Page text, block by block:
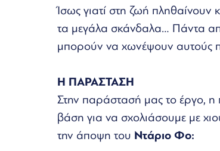
Ίσως γιατί στη ζωή πληθαίνουν
τα μεγάλα σκάνδαλα… Πάντα
μπορούν να χωνέψουν αυτούς
Η ΠΑΡΑΣΤΑΣΗ
Στην παράστασή μας το έργο, η
βάση για να σχολιάσουμε με
την άποψη του Ντάριο Φο: